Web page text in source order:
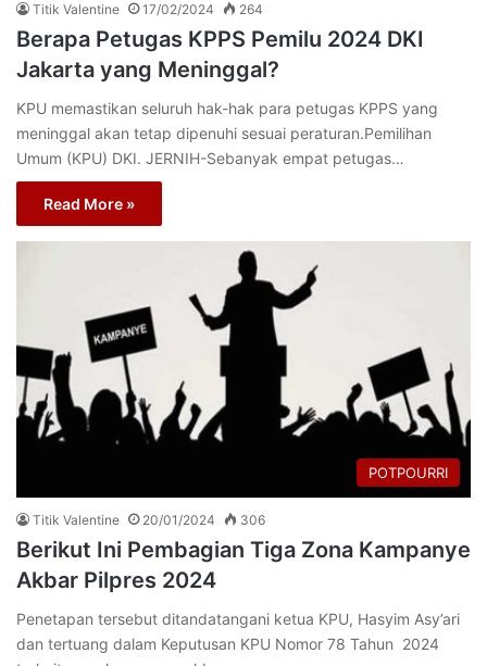
Titik Valentine 17/02/2024 264
Berapa Petugas KPPS Pemilu 2024 DKI
Jakarta yang Meninggal?
KPU memastikan seluruh hak-hak para petugas KPPS yang
meninggal akan tetap dipenuhi sesuai peraturan.Pemilihan
Umum (KPU) DKI. JERNIH-Sebanyak empat petugas…
Read More »
POTPOURRI
Titik Valentine 20/01/2024 306
Berikut Ini Pembagian Tiga Zona Kampanye
Akbar Pilpres 2024
Penetapan tersebut ditandatangani ketua KPU, Hasyim Asy’ari
dan tertuang dalam Keputusan KPU Nomor 78 Tahun 2024